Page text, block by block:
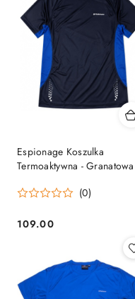
Espionage Koszulka
Termoaktywna - Granatowa
(0)
Cena:
109.00